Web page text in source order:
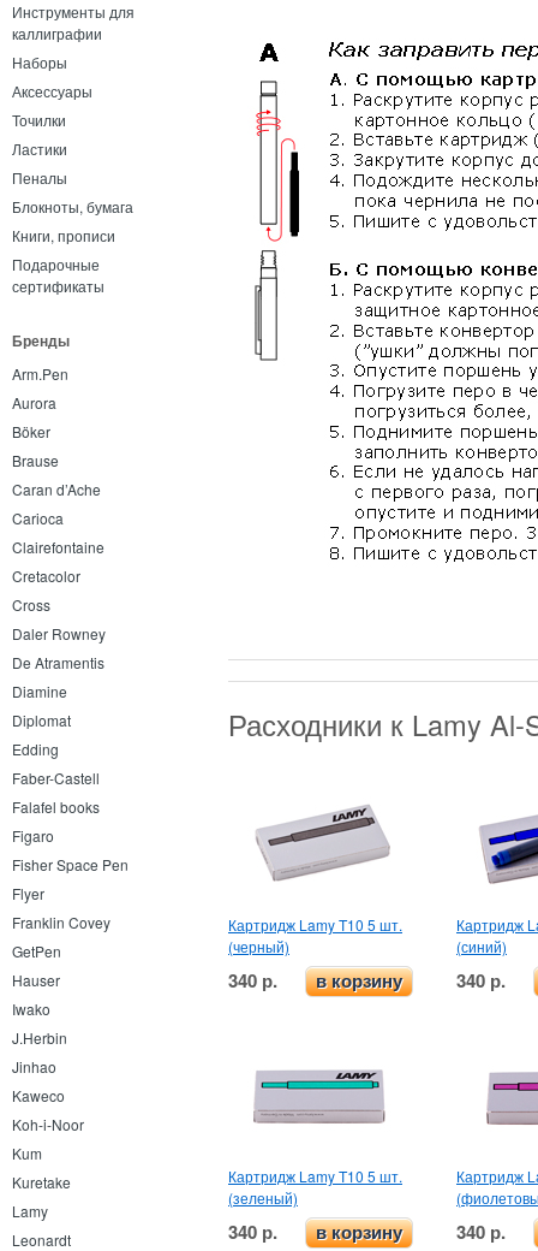
Инструменты для
каллиграфии
Наборы
Аксессуары
Точилки
Ластики
Пеналы
Блокноты, бумага
Книги, прописи
Подарочные
сертификаты
Бренды
Arm.Pen
Aurora
Böker
Brause
Caran d’Ache
Carioca
Clairefontaine
Cretacolor
Cross
Daler Rowney
De Atramentis
Diamine
Diplomat
Edding
Faber-Castell
Falafel books
Figaro
Fisher Space Pen
Flyer
Franklin Covey
GetPen
Hauser
Iwako
J.Herbin
Jinhao
Kaweco
Koh-i-Noor
Kum
Kuretake
Lamy
Leonardt
Расходники к Lamy
Картридж Lamy T10 5 шт.
(черный)
340 р. в корзину
Картридж
(синий)
340 р.
Картридж Lamy T10 5 шт.
(зеленый)
340 р. в корзину
Картридж
340 р.